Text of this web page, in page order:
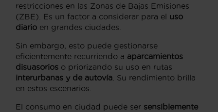
restricciones en las Zonas de Bajas Emisiones
(ZBE). Es un factor a considerar para el uso
diario en grandes ciudades.
Sin embargo, esto puede gestionarse
eficientemente recurriendo a aparcamientos
disuasorios o priorizando su uso en rutas
interurbanas y de autovía . Su rendimiento brilla
en estos escenarios.
El consumo en ciudad puede ser sensiblemente